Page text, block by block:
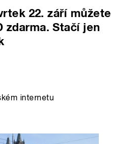
22. září můžete
zdarma. Stačí jen
internetu